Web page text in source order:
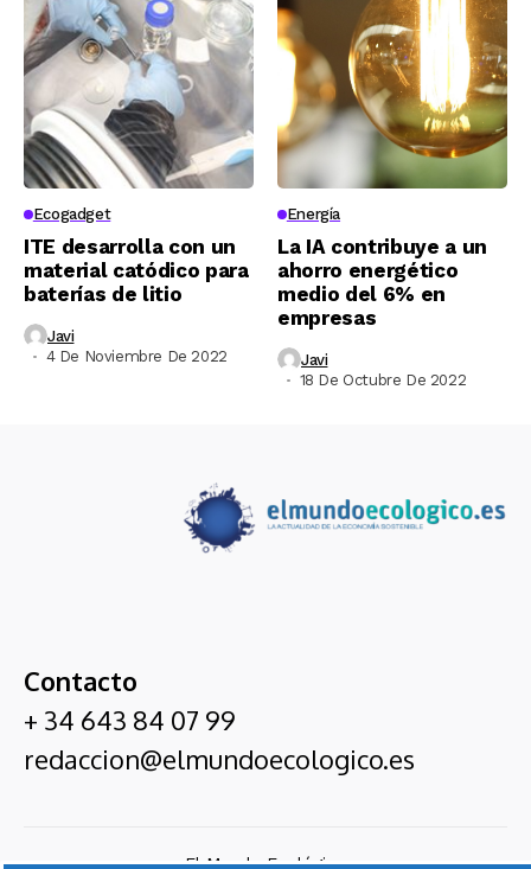
Ecogadget
ITE desarrolla con un
material catódico para
baterías de litio
Javi
4 De Noviembre De 2022
Energía
La IA contribuye a un
ahorro energético
medio del 6% en
empresas
Javi
18 De Octubre De 2022
Contacto
+ 34 643 84 07 99
redaccion@elmundoecologico.es
El Mundo Ecológico